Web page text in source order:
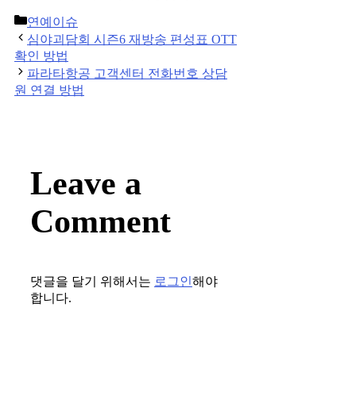
Categories
연예이슈
Post
navigation
심야괴담회 시즌6 재방송 편성표 OTT
확인 방법
파라타항공 고객센터 전화번호 상담
원 연결 방법
Leave a
Comment
댓글을 달기 위해서는 로그인해야
합니다.